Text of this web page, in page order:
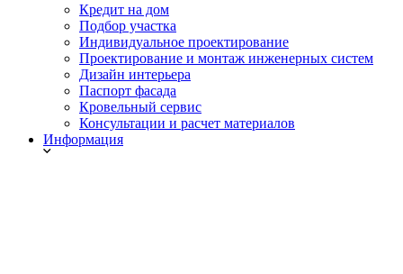
Кредит на дом
Подбор участка
Индивидуальное проектирование
Проектирование и монтаж инженерных систем
Дизайн интерьера
Паспорт фасада
Кровельный сервис
Консультации и расчет материалов
Информация